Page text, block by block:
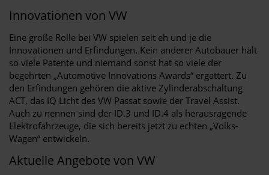
Innovationen von VW
Eine große Rolle bei VW spielen seit eh und je die
Innovationen und Erfindungen. Kein anderer Autobauer hält
so viele Patente und niemand sonst hat so viele der
begehrten „Automotive Innovations Awards“ ergattert. Zu
den Erfindungen gehören die aktive Zylinderabschaltung
ACT, das IQ Licht des VW Passat sowie der Travel Assist.
Auch zu nennen sind der ID.3 und ID.4 als herausragende
Elektrofahrzeuge, die sich bereits jetzt zu echten „Volks-
Wagen“ entwickeln.
Aktuelle Angebote von VW